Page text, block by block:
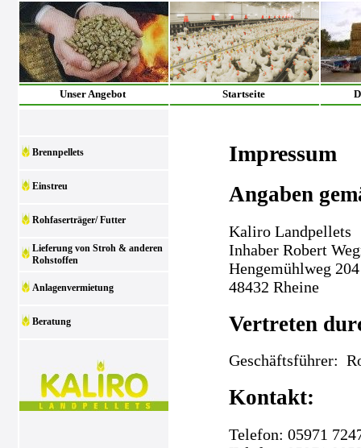
Unser Angebot Startseite
Brennpellets
Einstreu
Rohfaserträger/ Futter
Lieferung von Stroh & anderen
Rohstoffen
Anlagenvermietung
Beratung
Impressum
Angaben
Kaliro Landpellets
Inhaber Robert
Hengemühlweg 204
48432 Rheine
Vertreten
Geschäftsführer:
Kontakt:
Telefon: 05971